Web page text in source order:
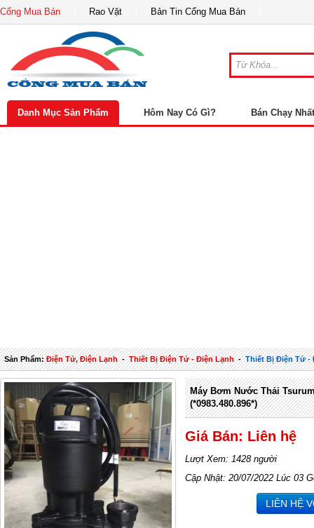
Cổng Mua Bán Rao Vặt Bản Tin Cổng Mua Bán
Danh Mục Sản Phẩm Hôm Nay Có Gì? Bán Chạy Nhất
Sản Phẩm:Điện Tử, Điện Lạnh-Thiết Bị Điện Tử - Điện Lạnh-Thiết Bị Điện Tử -
Máy Bơm Nước Thải
(*0983.480.896*)
Giá Bán: Liên hệ
Lượt Xem: 1428 người
Cập Nhật: 20/07/2022 Lúc 03
LIÊN HỆ